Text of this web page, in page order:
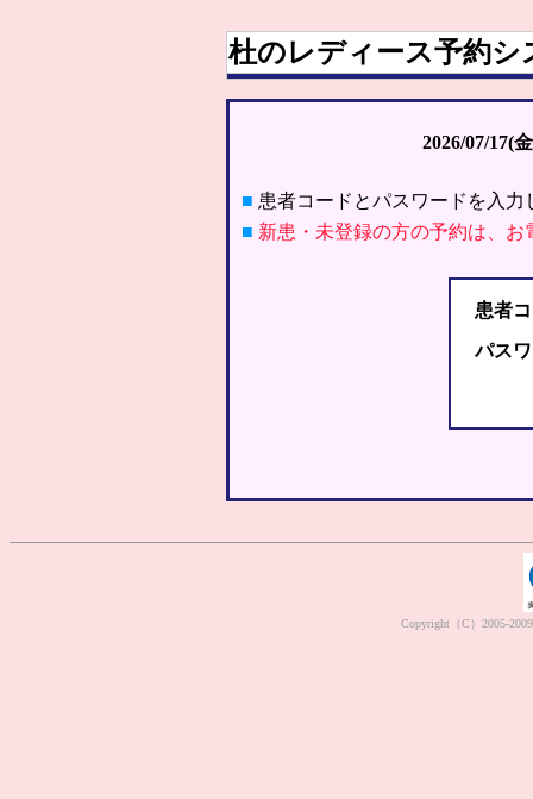
杜のレディース予約シ
2026/07/17(
■ 患者コードとパスワードを入
■ 新患・未登録の方の予約は、
患者
パス
Copyright（C）2005-